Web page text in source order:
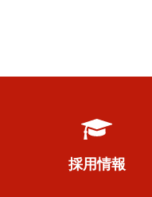
採用情報